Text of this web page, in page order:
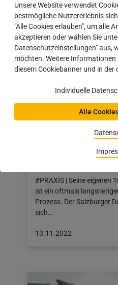
Unsere Website verwendet
bestmögliche Nutzererlebnis
"Alle Cookies erlauben", um alle
akzeptieren oder wählen Sie
Datenschutzeinstellungen" aus,
möchten. Weitere Informationen
diesem Cookiebanner und in
Individuelle
Alle
Beitrag
veröffentlicht
am:
19.11.2022
19.11.2022
#PRAXIS | Seine eigenen
ist ein oftmals
Prozess. Der Salzburger
sich…
Beitrag
13.11.2022